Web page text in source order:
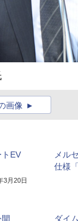
画像
EV
3月20日
メル
仕様
ダイ